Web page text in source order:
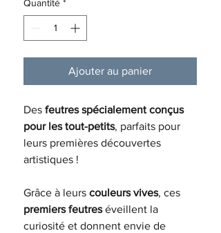
Quantité *
Ajouter au panier
Des feutres spécialement conçus
pour les tout-petits, parfaits pour
leurs premières découvertes
artistiques !
Grâce à leurs couleurs vives, ces
premiers feutreséveillent la
curiosité et donnent envie de